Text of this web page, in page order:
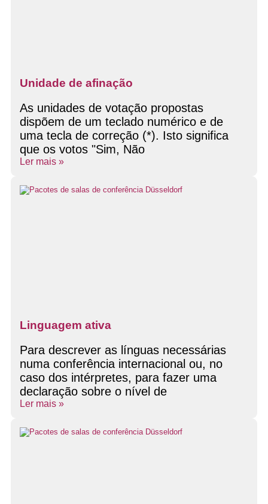
Unidade de afinação
As unidades de votação propostas
dispõem de um teclado numérico e de
uma tecla de correção (*). Isto significa
que os votos "Sim, Não
Ler mais »
Linguagem ativa
Para descrever as línguas necessárias
numa conferência internacional ou, no
caso dos intérpretes, para fazer uma
declaração sobre o nível de
Ler mais »